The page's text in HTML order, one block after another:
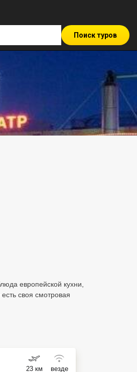
Поиск туров
европейской кухни,
своя смотровая
23 км везде